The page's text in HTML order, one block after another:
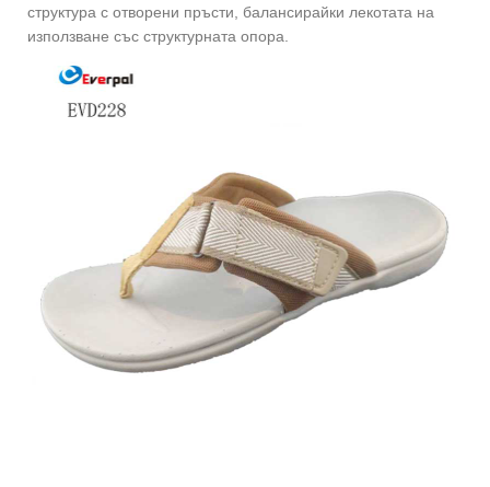
структура с отворени пръсти, балансирайки лекотата на
използване със структурната опора.